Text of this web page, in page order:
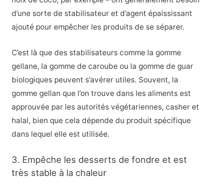
d’une sorte de stabilisateur et d’agent épaississant
ajouté pour empêcher les produits de se séparer.
C’est là que des stabilisateurs comme la gomme
gellane, la gomme de caroube ou la gomme de guar
biologiques peuvent s’avérer utiles. Souvent, la
gomme gellan que l’on trouve dans les aliments est
approuvée par les autorités végétariennes, casher et
halal, bien que cela dépende du produit spécifique
dans lequel elle est utilisée.
3. Empêche les desserts de fondre et est
très stable à la chaleur